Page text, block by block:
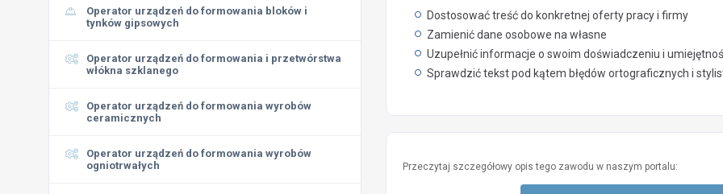
Operator urządzeń do formowania bloków i
tynków gipsowych
Operator urządzeń do formowania i przetwórstwa
włókna szklanego
Operator urządzeń do formowania wyrobów
ceramicznych
Operator urządzeń do formowania wyrobów
ogniotrwałych
Dostosować treść do konkretnej oferty pracy i firmy
Zamienić dane osobowe na własne
Uzupełnić informacje o swoim doświadczeniu i
Sprawdzić tekst pod kątem błędów ortograficznych i
Przeczytaj szczegółowy opis tego zawodu w naszym portalu: